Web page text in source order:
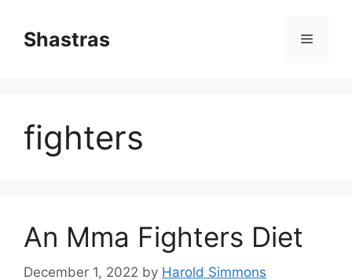
contentShastras Menu
fighters
An Mma Fighters Diet
December 1, 2022 by Harold Simmons